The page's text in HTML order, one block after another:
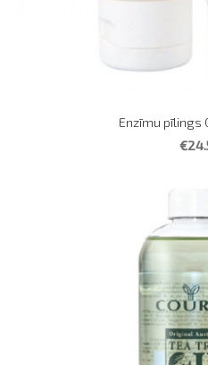
Enzīmu pīlings